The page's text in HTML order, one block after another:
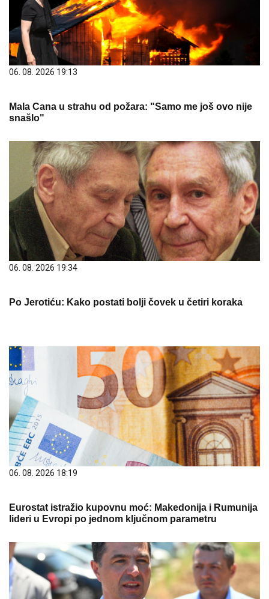
06. 08. 2026 19:13
Mala Cana u strahu od požara: "Samo me još ovo nije
snašlo"
06. 08. 2026 19:34
Po Jerotiću: Kako postati bolji čovek u četiri koraka
06. 08. 2026 18:19
Eurostat istražio kupovnu moć: Makedonija i Rumunija
lideri u Evropi po jednom ključnom parametru